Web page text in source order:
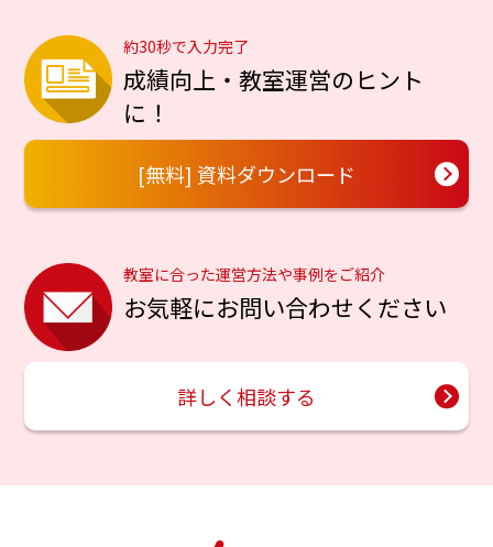
約30秒で入力完了
成績向上・教室運営のヒント
に！
[無料] 資料ダウンロード
教室に合った運営方法や事例をご紹介
お気軽にお問い合わせください
詳しく相談する